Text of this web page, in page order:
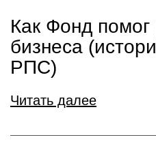
Как Фонд
бизнеса
РПС)
Читать далее